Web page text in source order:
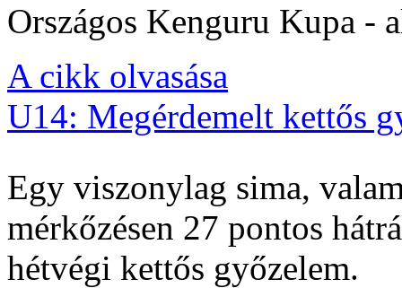
Országos Kenguru Kupa -
A cikk olvasása
U14: Megérdemelt kettős
Egy viszonylag sima,
mérkőzésen 27 pontos
hétvégi kettős győzelem.